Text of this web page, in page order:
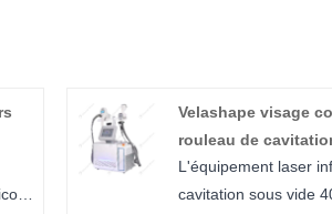
Velashape visage
rouleau de
L'équipement laser
cavitation sous vide